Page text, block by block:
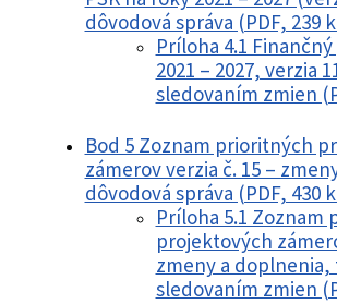
dôvodová správa (PDF, 239
Príloha 4.1 Finančný
2021 – 2027, verzia
sledovaním zmien
Bod 5 Zoznam prioritných
zámerov verzia č. 15 –
dôvodová správa (PDF, 430
Príloha 5.1 Zoznam
projektových
zmeny a doplnenia,
sledovaním zmien